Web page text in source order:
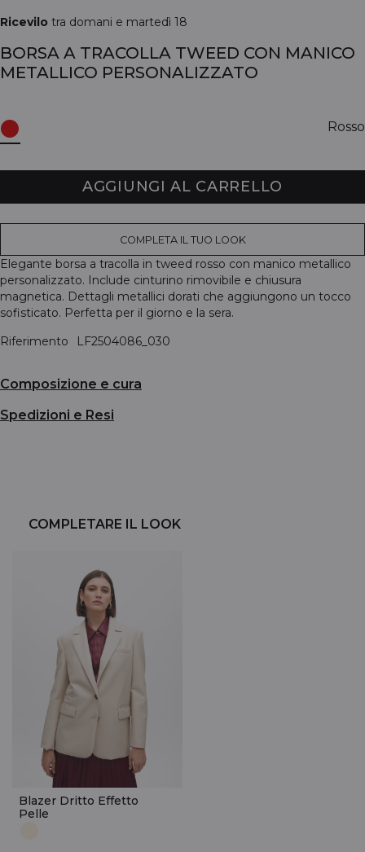
Ricevilo tra domani e martedì 18
BORSA A TRACOLLA TWEED CON MANICO
METALLICO PERSONALIZZATO
Rosso
AGGIUNGI AL CARRELLO
COMPLETA IL TUO LOOK
Elegante borsa a tracolla in tweed rosso con manico metallico
personalizzato. Include cinturino rimovibile e chiusura
magnetica. Dettagli metallici dorati che aggiungono un tocco
sofisticato. Perfetta per il giorno e la sera.
Riferimento
LF2504086_030
Composizione e cura
Spedizioni e Resi
COMPLETARE IL LOOK
Blazer Dritto Effetto
Pelle